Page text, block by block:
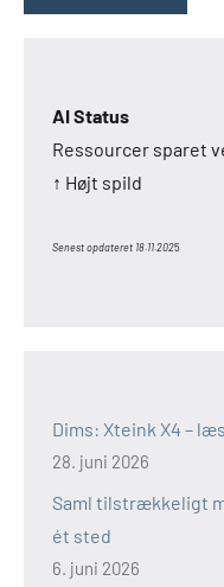
AI Status
Ressourcer sparet
↑ Højt spild
Senest opdateret 18.11.2025
Dims: Xteink X4 –
28. juni 2026
Saml tilstrækkeligt
ét sted
6. juni 2026